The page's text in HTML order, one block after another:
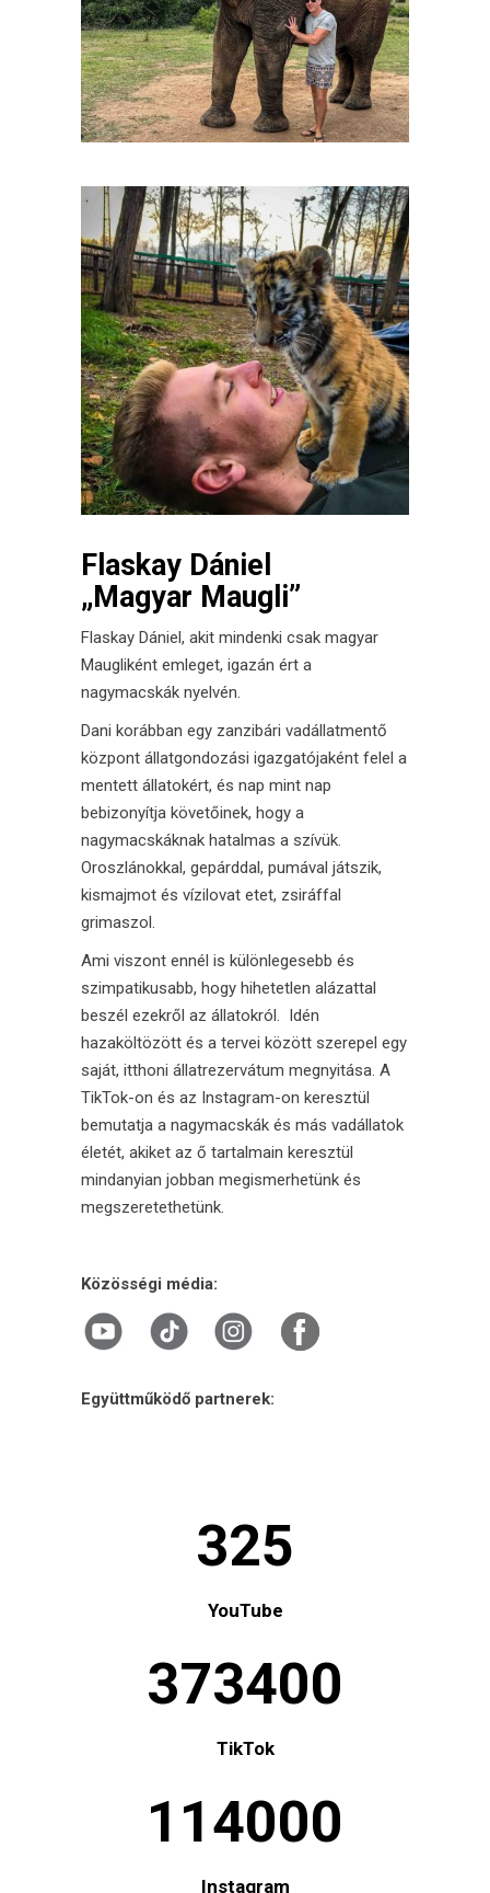
Flaskay Dániel
„Magyar Maugli”
Flaskay Dániel, akit mindenki csak magyar
Maugliként emleget, igazán ért a
nagymacskák nyelvén.
Dani korábban egy zanzibári vadállatmentő
központ állatgondozási igazgatójaként felel a
mentett állatokért, és nap mint nap
bebizonyítja követőinek, hogy a
nagymacskáknak hatalmas a szívük.
Oroszlánokkal, gepárddal, pumával játszik,
kismajmot és vízilovat etet, zsiráffal
grimaszol.
Ami viszont ennél is különlegesebb és
szimpatikusabb, hogy hihetetlen alázattal
beszél ezekről az állatokról. Idén
hazaköltözött és a tervei között szerepel egy
saját, itthoni állatrezervátum megnyitása. A
TikTok-on és az Instagram-on keresztül
bemutatja a nagymacskák és más vadállatok
életét, akiket az ő tartalmain keresztül
mindanyian jobban megismerhetünk és
megszeretethetünk.
Közösségi média:
Együttműködő partnerek:
325
YouTube
373400
TikTok
114000
Instagram